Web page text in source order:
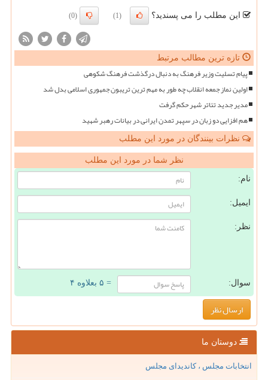
این مطلب را می پسندید؟ (1)
(0)
تازه ترین مطالب مرتبط
پیام تسلیت وزیر فرهنگ به دنبال درگذشت فرهنگ شکوهی
اولین نماز جمعه انقلاب چه طور به مهم ترین تریبون جمهوری اسلامی بدل شد
مدیر جدید تئاتر شهر حکم گرفت
هم افزایی دو زبان در سپهر تمدن ایرانی در بیانات رهبر شهید
نظرات بینندگان در مورد این مطلب
نظر شما در مورد این مطلب
نام:
ایمیل:
نظر:
سوال: = ۵ بعلاوه ۴
دوستان ما
انتخابات مجلس ، کاندیدای مجلس